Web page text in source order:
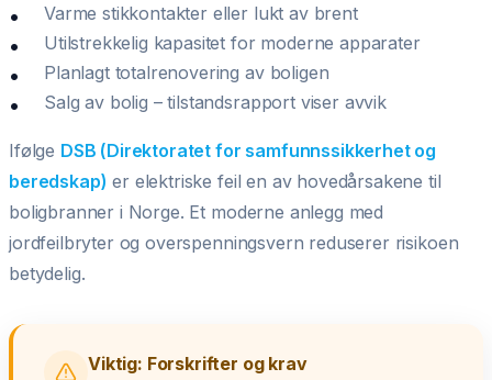
Varme stikkontakter eller lukt av brent
Utilstrekkelig kapasitet for moderne apparater
Planlagt totalrenovering av boligen
Salg av bolig – tilstandsrapport viser avvik
Ifølge DSB (Direktoratet for samfunnssikkerhet og
beredskap) er elektriske feil en av hovedårsakene til
boligbranner i Norge. Et moderne anlegg med
jordfeilbryter og overspenningsvern reduserer risikoen
betydelig.
Viktig: Forskrifter og krav